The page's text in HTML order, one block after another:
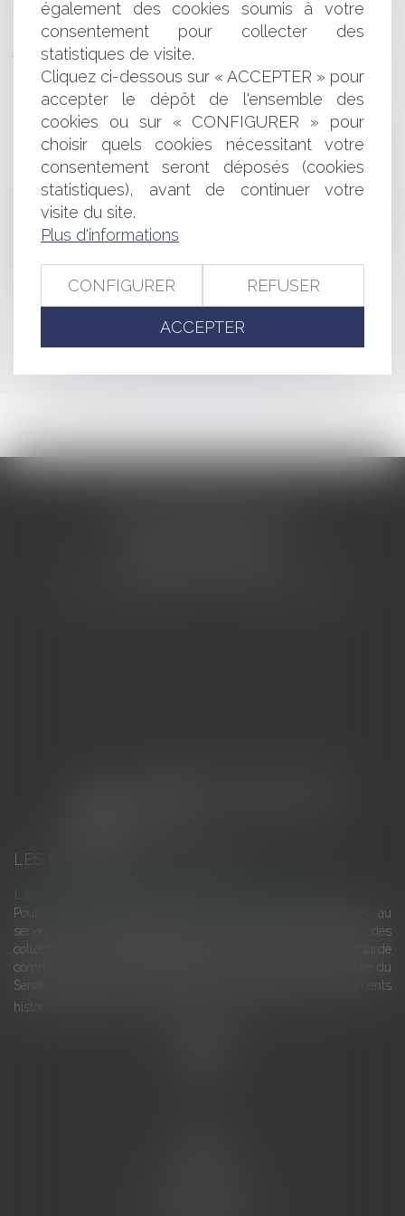
aux seuls besoins vitaux de la victime
Obligation de délivrance du bailleur commercial :
jusqu’où ?
Fonction publique territoriale : recours abusif aux CDD
et droit à indemnisation de l’agent
Aspects juridiques incontournables lors de la reprise
d'entreprise
Le reclassement du salarié déclaré inapte sous
contrôle du médecin du travail : nouvelle précision de la
Cour de cassation
Marchés publics : Point de départ du délai ouvert au
titulaire pour transmettre son projet de décompte final en
l’absence de décision de réception
Déontologie des praticiens de santé : concilier lanceur
d’alerte et rapports de bonne confraternité
< ... 86 87 88 89 90 91 92 ... >
LES DERNIÈRES ACTUALITÉS
Le joug léger des monuments historiques
Pour une gestion patrimoniale des monuments historiques au
service du développement économique et touristique des
collectivités Le monument historique a longtemps été regardé
comme une charge. Le rapport que la commission de la culture du
Sénat a consacré, en juillet 2026, à la gestion des monuments
historiques invite à y voir aussi une ressour...
également des cookies soumis à votre
consentement pour collecter des
statistiques de visite.
Cliquez ci-dessous sur « ACCEPTER » pour
accepter le dépôt de l'ensemble des
cookies ou sur « CONFIGURER » pour
choisir quels cookies nécessitant votre
consentement seront déposés (cookies
statistiques), avant de continuer votre
visite du site.
Plus d'informations
CONFIGURER REFUSER
ACCEPTER